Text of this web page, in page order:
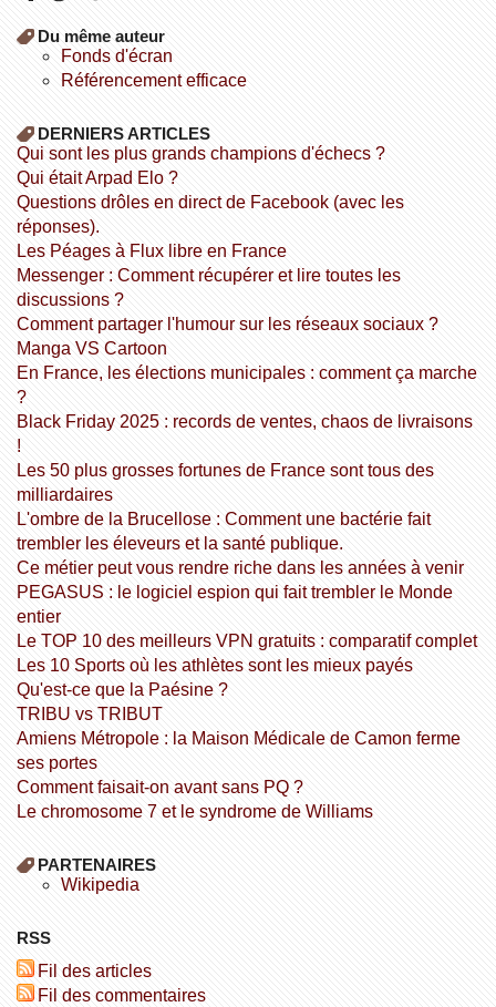
Du même auteur
fonds d'écran
référencement efficace
DERNIERS ARTICLES
Qui sont les plus grands champions d'échecs ?
Qui était Arpad Elo ?
Questions drôles en direct de Facebook (avec les
réponses).
Les Péages à Flux libre en France
Messenger : Comment récupérer et lire toutes les
discussions ?
Comment partager l'humour sur les réseaux sociaux ?
Manga VS Cartoon
En France, les élections municipales : comment ça marche
?
Black Friday 2025 : records de ventes, chaos de livraisons
!
Les 50 plus grosses fortunes de France sont tous des
milliardaires
L'ombre de la Brucellose : Comment une bactérie fait
trembler les éleveurs et la santé publique.
Ce métier peut vous rendre riche dans les années à venir
PEGASUS : le logiciel espion qui fait trembler le Monde
entier
Le TOP 10 des meilleurs VPN gratuits : comparatif complet
Les 10 Sports où les athlètes sont les mieux payés
Qu'est-ce que la Paésine ?
TRIBU vs TRIBUT
Amiens Métropole : la Maison Médicale de Camon ferme
ses portes
Comment faisait-on avant sans PQ ?
Le chromosome 7 et le syndrome de Williams
PARTENAIRES
wikipedia
RSS
Fil des articles
Fil des commentaires